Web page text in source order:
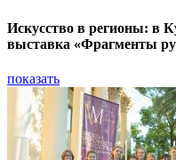
Искусство в регионы: в
выставка «Фрагменты
показать